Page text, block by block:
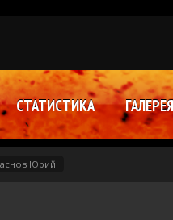
Юрий
СТАТИСТИКА ГАЛЕРЕЯ